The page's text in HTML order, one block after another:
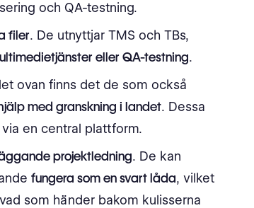
och QA-testning.
filer. De utnyttjar TMS och TBs,
eller QA-testning.
ovan finns det de som också
med granskning i landet. Dessa
via en central plattform.
projektledning. De kan
fungera som en svart låda, vilket
som händer bakom kulisserna